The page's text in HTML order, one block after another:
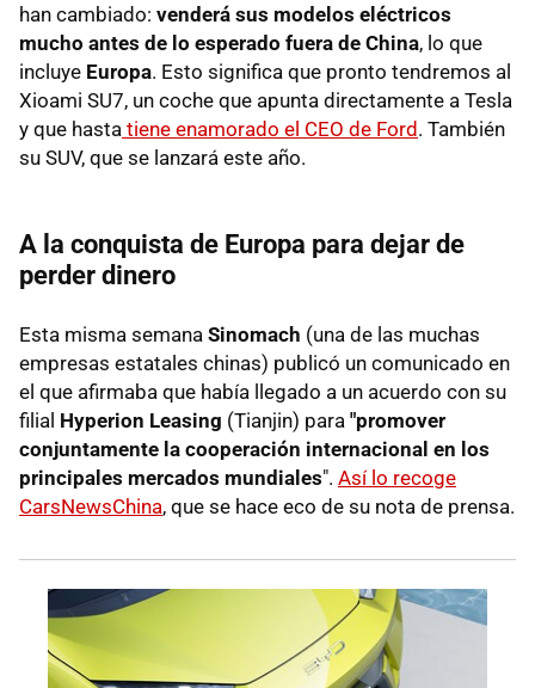
han cambiado: venderá sus modelos eléctricos
mucho antes de lo esperado fuera de China, lo que
incluye Europa. Esto significa que pronto tendremos al
Xioami SU7, un coche que apunta directamente a Tesla
y que hasta tiene enamorado el CEO de Ford. También
su SUV, que se lanzará este año.
A la conquista de Europa para dejar de
perder dinero
Esta misma semana Sinomach (una de las muchas
empresas estatales chinas) publicó un comunicado en
el que afirmaba que había llegado a un acuerdo con su
filial Hyperion Leasing (Tianjin) para "promover
conjuntamente la cooperación internacional en los
principales mercados mundiales". Así lo recoge
CarsNewsChina, que se hace eco de su nota de prensa.